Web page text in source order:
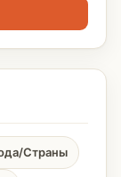
Страны